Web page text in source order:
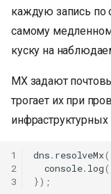
каждую запись по
самому
куску на
MX задают
трогает их при
инфраструктурных
1
2
3
dns. resolveMx(
console. log(
});